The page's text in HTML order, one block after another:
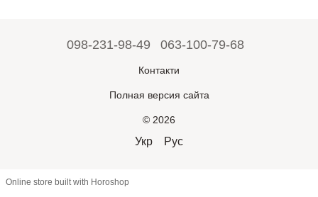
098-231-98-49 063-100-79-68
Контакти
Полная версия сайта
© 2026
Укр Рус
Online store built with Horoshop